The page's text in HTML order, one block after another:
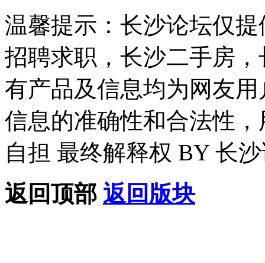
温馨提示：长沙论坛仅
招聘求职，长沙二手房
有产品及信息均为网友
信息的准确性和合法性
自担 最终解释权 BY 长
返回顶部 返回版块